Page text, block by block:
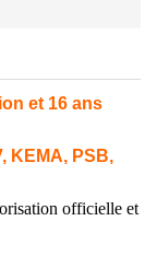
et 16 ans
KEMA, PSB,
officielle et